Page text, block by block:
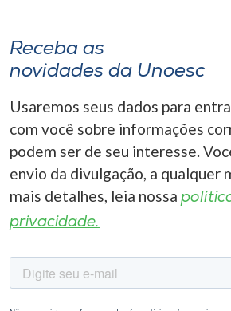
Receba as
novidades da Unoesc
Usaremos seus dados para
com você sobre informações
podem ser de seu interesse.
envio da divulgação, a qualquer
mais detalhes, leia nossa
privacidade.